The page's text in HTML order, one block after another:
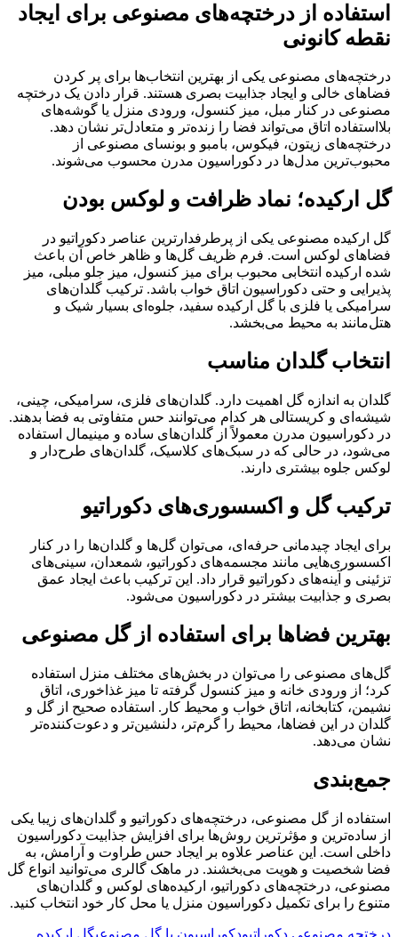
استفاده از درختچه‌های مصنوعی برای ایجاد
نقطه کانونی
درختچه‌های مصنوعی یکی از بهترین انتخاب‌ها برای پر کردن
فضاهای خالی و ایجاد جذابیت بصری هستند. قرار دادن یک درختچه
مصنوعی در کنار مبل، میز کنسول، ورودی منزل یا گوشه‌های
بلااستفاده اتاق می‌تواند فضا را زنده‌تر و متعادل‌تر نشان دهد.
درختچه‌های زیتون، فیکوس، بامبو و بونسای مصنوعی از
محبوب‌ترین مدل‌ها در دکوراسیون مدرن محسوب می‌شوند.
گل ارکیده؛ نماد ظرافت و لوکس بودن
گل ارکیده مصنوعی یکی از پرطرفدارترین عناصر دکوراتیو در
فضاهای لوکس است. فرم ظریف گل‌ها و ظاهر خاص آن باعث
شده ارکیده انتخابی محبوب برای میز کنسول، میز جلو مبلی، میز
پذیرایی و حتی دکوراسیون اتاق خواب باشد. ترکیب گلدان‌های
سرامیکی یا فلزی با گل ارکیده سفید، جلوه‌ای بسیار شیک و
هتل‌مانند به محیط می‌بخشد.
انتخاب گلدان مناسب
گلدان به اندازه گل اهمیت دارد. گلدان‌های فلزی، سرامیکی، چینی،
شیشه‌ای و کریستالی هر کدام می‌توانند حس متفاوتی به فضا بدهند.
در دکوراسیون مدرن معمولاً از گلدان‌های ساده و مینیمال استفاده
می‌شود، در حالی که در سبک‌های کلاسیک، گلدان‌های طرح‌دار و
لوکس جلوه بیشتری دارند.
ترکیب گل و اکسسوری‌های دکوراتیو
برای ایجاد چیدمانی حرفه‌ای، می‌توان گل‌ها و گلدان‌ها را در کنار
اکسسوری‌هایی مانند مجسمه‌های دکوراتیو، شمعدان، سینی‌های
تزئینی و آینه‌های دکوراتیو قرار داد. این ترکیب باعث ایجاد عمق
بصری و جذابیت بیشتر در دکوراسیون می‌شود.
بهترین فضاها برای استفاده از گل مصنوعی
گل‌های مصنوعی را می‌توان در بخش‌های مختلف منزل استفاده
کرد؛ از ورودی خانه و میز کنسول گرفته تا میز غذاخوری، اتاق
نشیمن، کتابخانه، اتاق خواب و محیط کار. استفاده صحیح از گل و
گلدان در این فضاها، محیط را گرم‌تر، دلنشین‌تر و دعوت‌کننده‌تر
نشان می‌دهد.
جمع‌بندی
استفاده از گل مصنوعی، درختچه‌های دکوراتیو و گلدان‌های زیبا یکی
از ساده‌ترین و مؤثرترین روش‌ها برای افزایش جذابیت دکوراسیون
داخلی است. این عناصر علاوه بر ایجاد حس طراوت و آرامش، به
فضا شخصیت و هویت می‌بخشند. در ماهک گالری می‌توانید انواع گل
مصنوعی، درختچه‌های دکوراتیو، ارکیده‌های لوکس و گلدان‌های
متنوع را برای تکمیل دکوراسیون منزل یا محل کار خود انتخاب کنید.
درختچه مصنوعی دکوراتیودکوراسیون با گل مصنوعیگل ارکیده